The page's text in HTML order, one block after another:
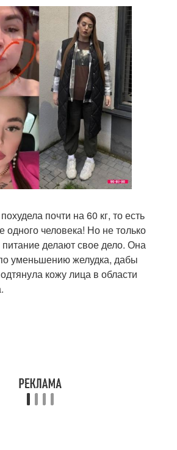
почти на 60 кг, то есть
одного человека! Но не только
делают свое дело. Она
уменьшению желудка, дабы
кожу лица в области